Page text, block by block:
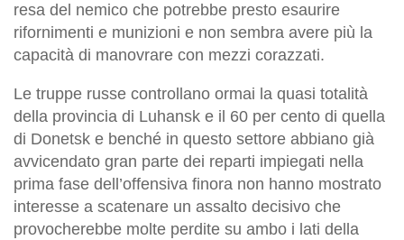
resa del nemico che potrebbe presto esaurire
rifornimenti e munizioni e non sembra avere più la
capacità di manovrare con mezzi corazzati.
Le truppe russe controllano ormai la quasi totalità
della provincia di Luhansk e il 60 per cento di quella
di Donetsk e benché in questo settore abbiano già
avvicendato gran parte dei reparti impiegati nella
prima fase dell’offensiva finora non hanno mostrato
interesse a scatenare un assalto decisivo che
provocherebbe molte perdite su ambo i lati della